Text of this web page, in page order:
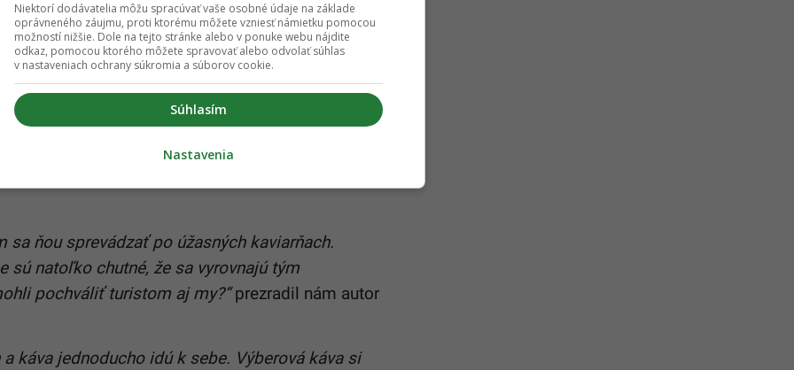
sa ňou sprevádzať po úžasných kaviarňach.
sú natoľko chutné, že sa vyrovnajú tým
pochváliť turistom aj my?“prezradil nám autor
káva jednoducho idú k sebe. Výberová káva si
Niektorí dodávatelia môžu spracúvať vaše osobné údaje na základe
oprávneného záujmu, proti ktorému môžete vzniesť námietku pomocou
možností nižšie. Dole na tejto stránke alebo v ponuke webu nájdite
odkaz, pomocou ktorého môžete spravovať alebo odvolať súhlas
v nastaveniach ochrany súkromia a súborov cookie.
Súhlasím
Nastavenia